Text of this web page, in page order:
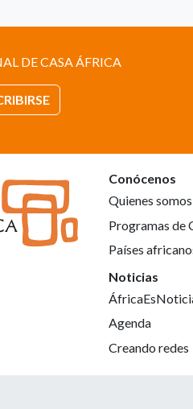
DE CASA ÁFRICA
Conócenos
Quienes somos
Programas de
Países
Noticias
Agenda
Creando redes